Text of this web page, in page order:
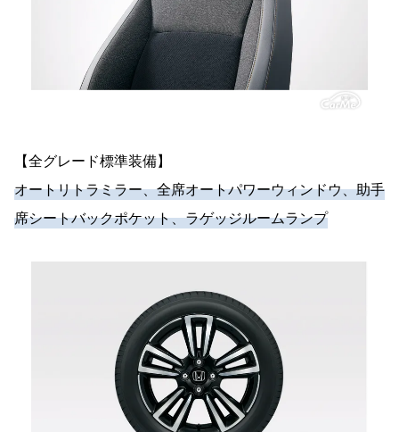
【全グレード標準装備】
オートリトラミラー、全席オートパワーウィンドウ、助手
席シートバックポケット、ラゲッジルームランプ